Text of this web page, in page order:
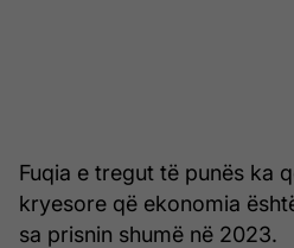
Fuqia e tregut të punës ka
kryesore që ekonomia
sa prisnin shumë në 2023.